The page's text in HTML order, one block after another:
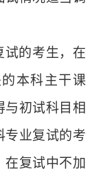
试的考生，在
本科主干课
与初试科目相
专业复试的考
复试中不加